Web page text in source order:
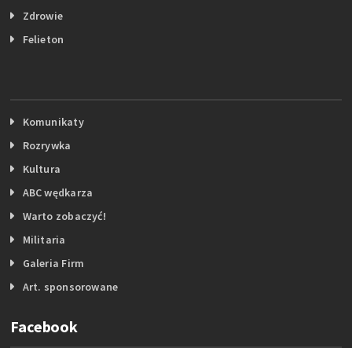
Zdrowie
Felieton
Komunikaty
Rozrywka
Kultura
ABC wędkarza
Warto zobaczyć!
Militaria
Galeria Firm
Art. sponsorowane
Facebook